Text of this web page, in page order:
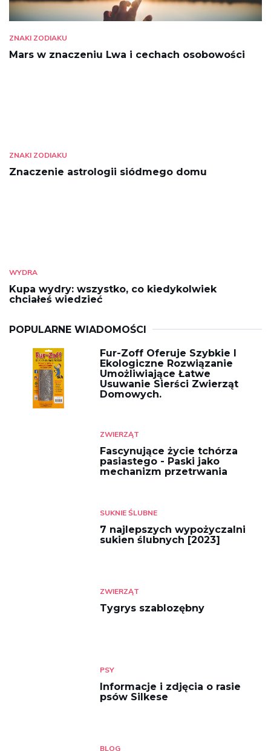
ZNAKI ZODIAKU
Mars w znaczeniu Lwa i cechach osobowości
ZNAKI ZODIAKU
Znaczenie astrologii siódmego domu
WYDRA
Kupa wydry: wszystko, co kiedykolwiek
chciałeś wiedzieć
POPULARNE WIADOMOŚCI
Fur-Zoff Oferuje Szybkie I
Ekologiczne Rozwiązanie
Umożliwiające Łatwe
Usuwanie Sierści Zwierząt
Domowych.
ZWIERZĄT
Fascynujące życie tchórza
pasiastego - Paski jako
mechanizm przetrwania
SUKNIE ŚLUBNE
7 najlepszych wypożyczalni
sukien ślubnych [2023]
ZWIERZĄT
Tygrys szablozębny
PSY
Informacje i zdjęcia o rasie
psów Silkese
BLOG